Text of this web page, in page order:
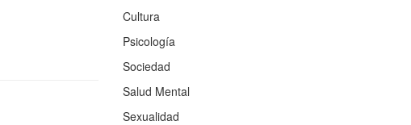
Cultura
Psicología
Sociedad
Salud Mental
Sexualidad